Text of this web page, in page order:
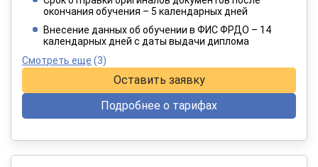
При оплате в рассрочку на 12 месяцев
окончания обучения – 5 календарных дней
Внесение данных об обучении в ФИС ФРДО – 14
календарных дней с даты выдачи диплома
Смотреть еще (3)
Оставить заявку
Подробнее о тарифах